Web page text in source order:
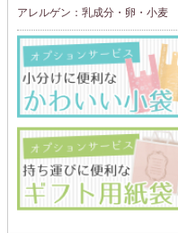
アレルゲン：乳成分・卵・小麦